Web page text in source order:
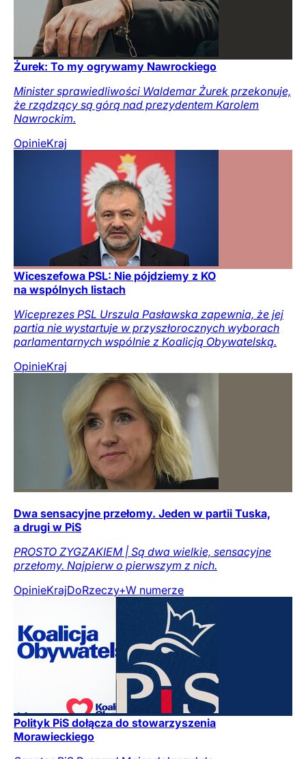
Żurek: To my ogrywamy Nawrockiego
Minister sprawiedliwości Waldemar Żurek przekonuje,
że rządzący są górą nad prezydentem Karolem
Nawrockim.
OpinieKraj
Wiceszefowa PSL: Nie pójdziemy z KO
na wspólnych listach
Wiceprezes PSL Urszula Pasławska zapewnia, że jej
partia nie wystartuje w przyszłorocznych wyborach
parlamentarnych wspólnie z Koalicją Obywatelską.
OpinieKraj
Dwa sensacyjne przełomy. Jeden w partii Tuska,
a drugi w PiS
PROSTO ZYGZAKIEM | Są dwa wielkie, sensacyjne
przełomy. Najpierw o pierwszym z nich.
OpinieKrajDoRzeczy+W numerze
Polityk PiS dołącza do stowarzyszenia
Morawieckiego